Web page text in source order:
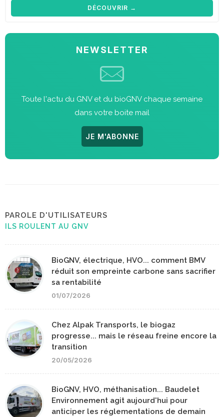
DÉCOUVRIR →
NEWSLETTER
Toute l'actu du GNV et du bioGNV chaque semaine
dans votre boite mail
JE M'ABONNE
PAROLE D'UTILISATEURS
ILS ROULENT AU GNV
BioGNV, électrique, HVO... comment BMV
réduit son empreinte carbone sans sacrifier
sa rentabilité
01/07/2026
Chez Alpak Transports, le biogaz
progresse... mais le réseau freine encore la
transition
20/05/2026
BioGNV, HVO, méthanisation... Baudelet
Environnement agit aujourd'hui pour
anticiper les réglementations de demain